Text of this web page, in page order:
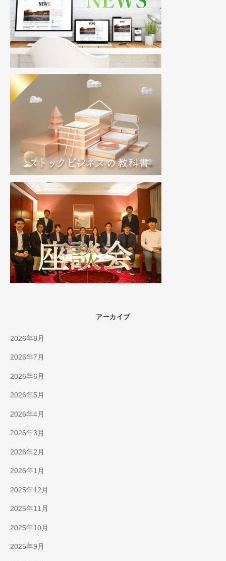
アーカイブ
2026年8月
2026年7月
2026年6月
2026年5月
2026年4月
2026年3月
2026年2月
2026年1月
2025年12月
2025年11月
2025年10月
2025年9月